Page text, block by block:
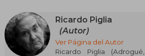
Ricardo Piglia
(Autor)
Ver Página del Autor
Ricardo Piglia